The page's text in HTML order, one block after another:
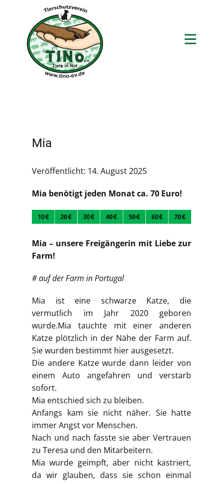
Mia
Veröffentlicht: 14. August 2025
Mia benötigt jeden Monat ca. 70 Euro!
Mia – unsere Freigängerin mit Liebe zur
Farm!
# auf der Farm in Portugal
Mia ist eine schwarze Katze, die
vermutlich im Jahr 2020 geboren
wurde.Mia tauchte mit einer anderen
Katze plötzlich in der Nähe der Farm auf.
Sie wurden bestimmt hier ausgesetzt.
Die andere Katze wurde dann leider von
einem Auto angefahren und verstarb
sofort.
Mia entschied sich zu bleiben.
Anfangs kam sie nicht näher. Sie hatte
immer Angst vor Menschen.
Nach und nach fasste sie aber Vertrauen
zu Teresa und den Mitarbeitern.
Mia wurde geimpft, aber nicht kastriert,
da wir glauben, dass sie schon einmal